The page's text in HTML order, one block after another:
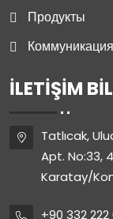
Продукты
Коммуникация
İLETIŞIM
Tatlıcak,
Apt. No:33,
Karatay/
+90 332